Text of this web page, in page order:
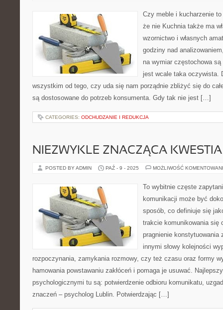
Czy meble i kucharzenie
że nie Kuchnia także ma
wzornictwo i własnych
godziny nad
na wymiar częstochowa
jest wcale taka oczywista.
wszystkim od tego, czy uda się nam porządnie zbliżyć się do
są dostosowane do potrzeb konsumenta. Gdy tak nie jest […]
CATEGORIES: ODCHUDZANIE I REDUKCJA
NIEZWYKLE ZNACZĄCA KWESTIA
POSTED BY ADMIN PAŹ - 9 - 2025 MOŻLIWOŚĆ
To wybitnie częste
komunikacji może być
sposób, co definiuje się
trakcie komunikowania się
pragnienie konstytuowania
innymi słowy kolejności
rozpoczynania, zamykania rozmowy, czy też czasu oraz formy
hamowania powstawaniu zakłóceń i pomaga je usuwać.
psychologicznymi tu są: potwierdzenie odbioru komunikatu,
znaczeń – psycholog Lublin. Potwierdzając […]